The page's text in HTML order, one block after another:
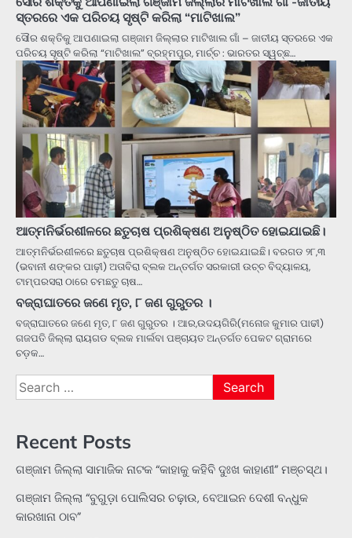
ସ୍ତରରେ ଏକ ପରିଚୟ ସୃଷ୍ଟି କରିଲା “ମାଟିଖାଲ”
ସୌର ଶକ୍ତିକୁ ଆପଣାଇଲା ଗଞ୍ଜାମ ଜିଲ୍ଲାର ମାଟିଖାଲ ଗାଁ – ଜାତୀୟ ସ୍ତରରେ ଏକ
ପରିଚୟ ସୃଷ୍ଟି କରିଲା “ମାଟିଖାଲ” ବ୍ରହ୍ମପୁର, ମାର୍ଚ୍ଚ : ଭାରତର ସ୍ୱଚ୍ଛ…
ଆତ୍ମନିର୍ଭରଶୀଳରେ ଛତୁଚାଷ ପ୍ରଶିକ୍ଷଣ ଅନୁଷ୍ଠିତ ହୋଇଯାଇଛି।
ଆତ୍ମନିର୍ଭରଶୀଳରେ ଛତୁଚାଷ ପ୍ରଶିକ୍ଷଣ ଅନୁଷ୍ଠିତ ହୋଇଯାଇଛି। ବରଗଡ ୨୮,୩
(ଭବାନୀ ଶଙ୍କର ପାଢ଼ୀ) ଅତାବିରା ବ୍ଲକ ଅନ୍ତର୍ଗତ ସରକାରୀ ଉଚ୍ଚ ବିଦ୍ୟାଳୟ,
ଟାମ୍ପରସରା ଠାରେ ଚମଛତୁ ଚାଷ…
ବଜ୍ରାଘାତରେ ଜଣେ ମୃତ, ୮ ଜଣ ଗୁରୁତର ।
ବଜ୍ରାଘାତରେ ଜଣେ ମୃତ, ୮ ଜଣ ଗୁରୁତର । ଆର,ଉଦୟଗିରି(ମନୋଜ କୁମାର ପାଢୀ)
ଗଜପତି ଜିଲ୍ଲା ରାୟଗଡ ବ୍ଲକ ମାର୍ଲବା ପଞ୍ଚାୟତ ଅନ୍ତର୍ଗତ ପେକଟ ଗ୍ରାମରେ
ଚଡ଼କ…
Search
for:
Recent Posts
ଗଞ୍ଜାମ ଜିଲ୍ଲା ସାମାଜିକ ନାଟକ “କାହାକୁ କହିବି ଦୁଃଖ କାହାଣୀ” ମଞ୍ଚସ୍ଥ।
ଗଞ୍ଜାମ ଜିଲ୍ଲା “ବୁଗୁଡ଼ା ପୋଲିସର ଚଢ଼ାଉ, ବେଆଇନ ଦେଶୀ ବନ୍ଧୁକ
କାରଖାନା ଠାବ”